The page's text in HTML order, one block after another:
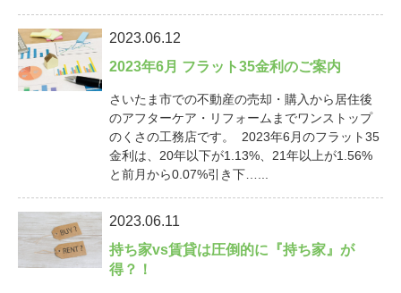
2023.06.12
2023年6月 フラット35金利のご案内
さいたま市での不動産の売却・購入から居住後
のアフターケア・リフォームまでワンストップ
のくさの工務店です。 2023年6月のフラット35
金利は、20年以下が1.13%、21年以上が1.56%
と前月から0.07%引き下…...
2023.06.11
持ち家vs賃貸は圧倒的に『持ち家』が
得？！